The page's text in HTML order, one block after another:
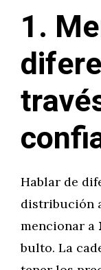
1.
Hablar de
distribución
mencionar a
bulto. La